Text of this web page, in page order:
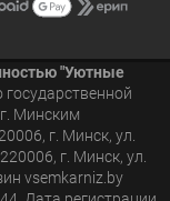
"Уютные
Минским
г. Минск, ул.
220006, г. Минск, ул.
vsemkarniz.by